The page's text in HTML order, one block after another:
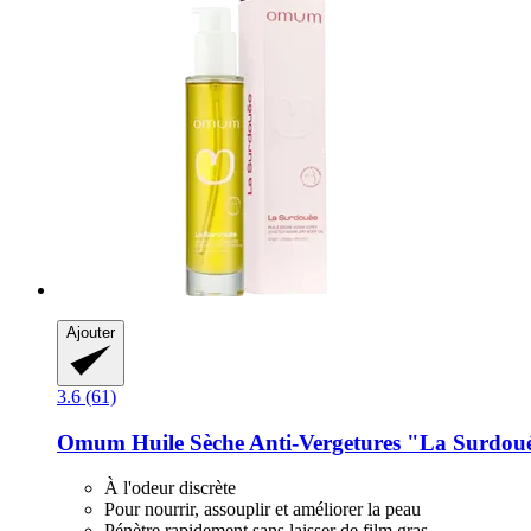
Ajouter
3.6 (61)
Omum Huile Sèche Anti-​Vergetures "La
À l'odeur discrète
Pour nourrir, assouplir et améliorer la peau